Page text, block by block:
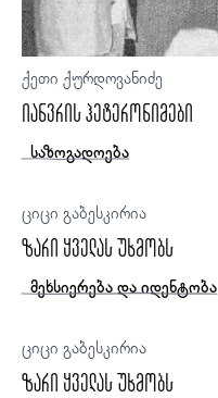
ქეთი ქურდოვანიძე
იანვრის ჰეტერონიმები
საზოგადოება
ციცი გაბესკირია
ზარი ყველას უხმობს
მეხსიერება და იდენტობა
ციცი გაბესკირია
ზარი ყველას უხმობს